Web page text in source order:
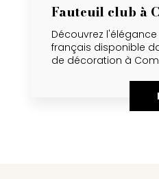
Fauteuil club à
Découvrez
français disponible
de décoration à